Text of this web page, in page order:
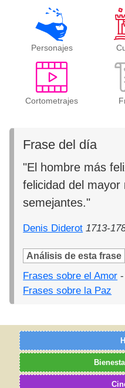
Personajes
Cortometrajes
Frase del día
"El hombre más
felicidad del mayor
semejantes."
Denis Diderot 1713-
Análisis de esta frase
Frases sobre el Amor -
Frases sobre la Paz